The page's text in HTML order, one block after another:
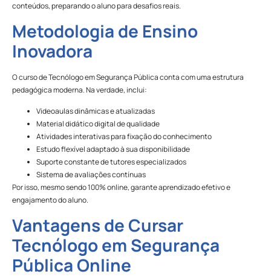
conteúdos, preparando o aluno para desafios reais.
Metodologia de Ensino
Inovadora
O curso de Tecnólogo em Segurança Pública conta com uma estrutura
pedagógica moderna. Na verdade, inclui:
Videoaulas dinâmicas e atualizadas
Material didático digital de qualidade
Atividades interativas para fixação do conhecimento
Estudo flexível adaptado à sua disponibilidade
Suporte constante de tutores especializados
Sistema de avaliações contínuas
Por isso, mesmo sendo 100% online, garante aprendizado efetivo e
engajamento do aluno.
Vantagens de Cursar
Tecnólogo em Segurança
Pública Online